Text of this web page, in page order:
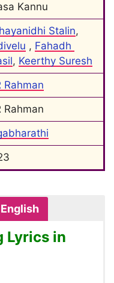
Kannu
Stalin
, Fahadh
, Keerthy Suresh
Rahman
Rahman
Lyrics in